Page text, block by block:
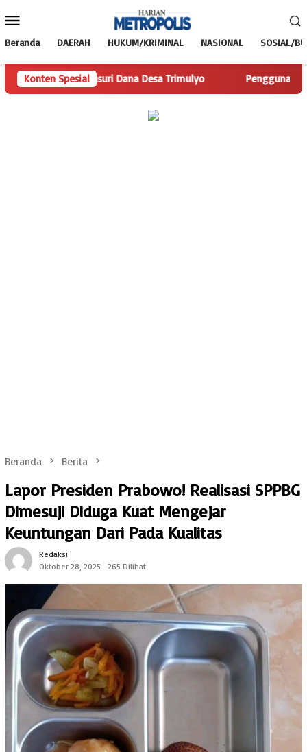
ke
Mobile
Beranda DAERAH HUKUM/KRIMINAL NASIONAL SOSIAL/
Konten Spesial
Telusuri Dana Desa Trimulyo Pengguna Jalan
Beranda Berita
Lapor Presiden Prabowo! Realisasi SPPBG
Dimesuji Diduga Kuat Mengejar
Keuntungan Dari Pada Kualitas
Redaksi
Oktober 28, 2025
265 Dilihat